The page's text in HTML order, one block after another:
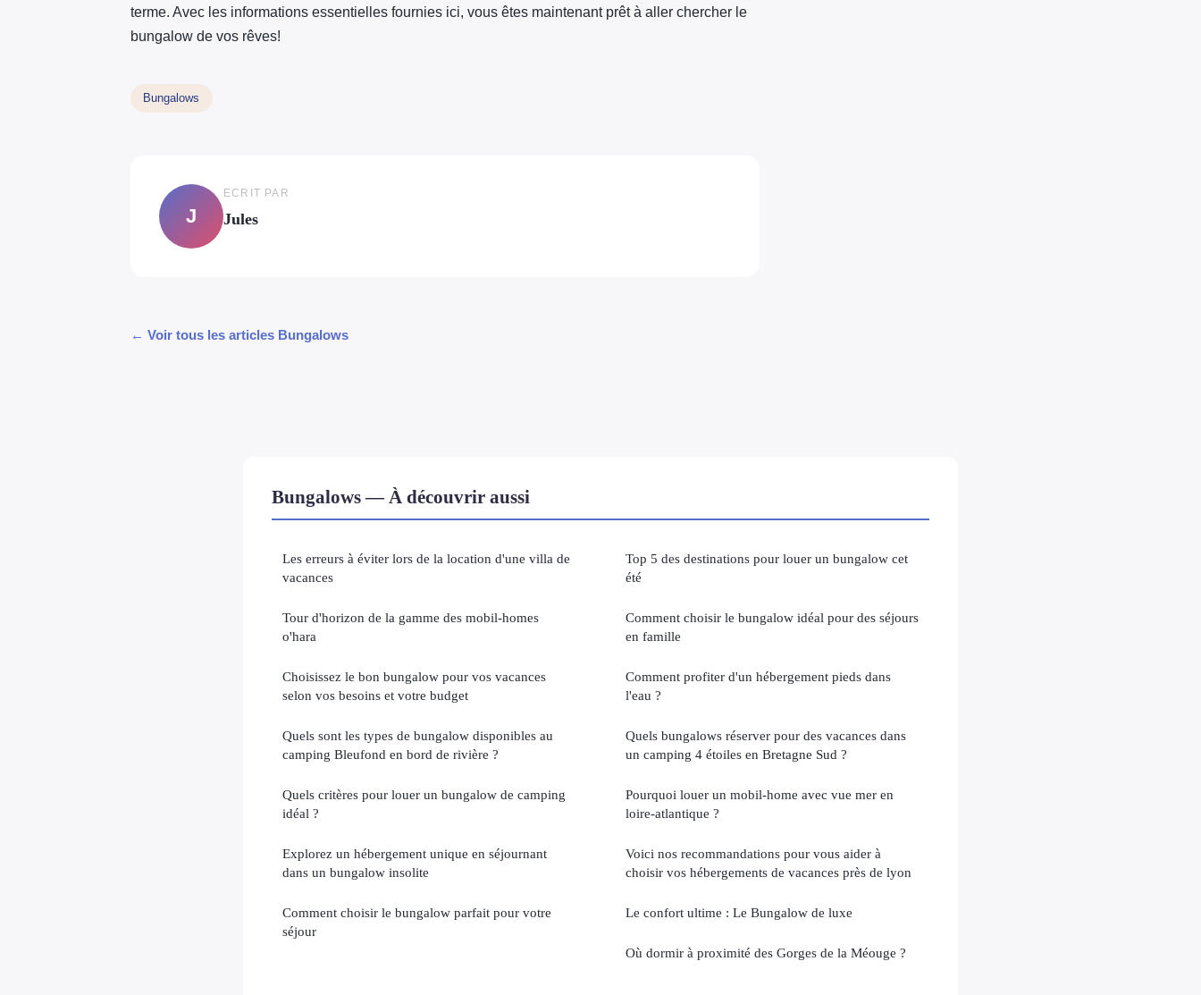
terme. Avec les informations essentielles fournies ici, vous êtes maintenant prêt à aller chercher le
bungalow de vos rêves!
Bungalows
J
ECRIT PAR
Jules
← Voir tous les articles Bungalows
Bungalows — À découvrir aussi
Les erreurs à éviter lors de la location d'une villa de
vacances
Tour d'horizon de la gamme des mobil-homes
o'hara
Choisissez le bon bungalow pour vos vacances
selon vos besoins et votre budget
Quels sont les types de bungalow disponibles au
camping Bleufond en bord de rivière ?
Quels critères pour louer un bungalow de camping
idéal ?
Explorez un hébergement unique en séjournant
dans un bungalow insolite
Comment choisir le bungalow parfait pour votre
séjour
Top 5 des destinations pour louer un bungalow cet
été
Comment choisir le bungalow idéal pour des séjours
en famille
Comment profiter d'un hébergement pieds dans
l'eau ?
Quels bungalows réserver pour des vacances dans
un camping 4 étoiles en Bretagne Sud ?
Pourquoi louer un mobil-home avec vue mer en
loire-atlantique ?
Voici nos recommandations pour vous aider à
choisir vos hébergements de vacances près de lyon
Le confort ultime : Le Bungalow de luxe
Où dormir à proximité des Gorges de la Méouge ?